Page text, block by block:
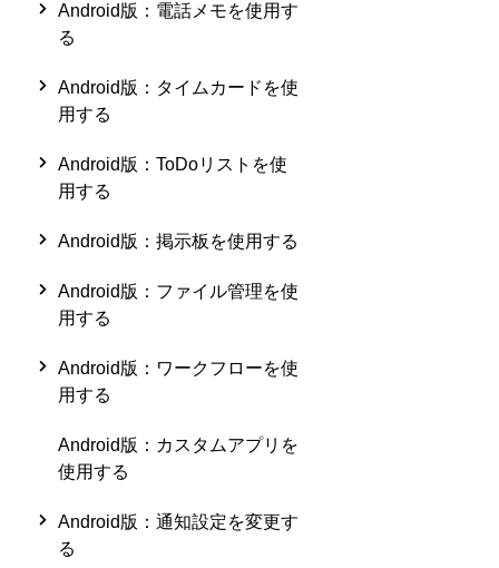
Android版：電話メモを使用す
る
Android版：タイムカードを使
用する
Android版：ToDoリストを使
用する
Android版：掲示板を使用する
Android版：ファイル管理を使
用する
Android版：ワークフローを使
用する
Android版：カスタムアプリを
使用する
Android版：通知設定を変更す
る